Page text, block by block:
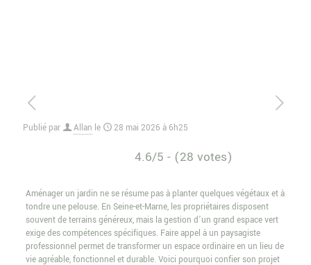
Publié par Allan le 28 mai 2026 à 6h25
4.6/5 - (28 votes)
Aménager un jardin ne se résume pas à planter quelques végétaux et à
tondre une pelouse. En Seine-et-Marne, les propriétaires disposent
souvent de terrains généreux, mais la gestion d’un grand espace vert
exige des compétences spécifiques. Faire appel à un paysagiste
professionnel permet de transformer un espace ordinaire en un lieu de
vie agréable, fonctionnel et durable. Voici pourquoi confier son projet